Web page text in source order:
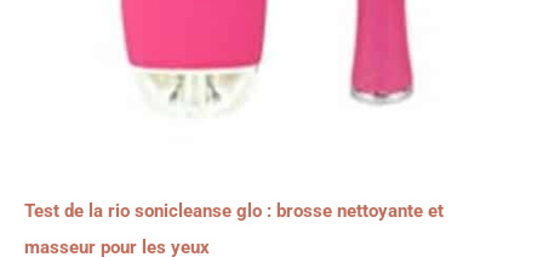
Test de la rio sonicleanse glo : brosse nettoyante et
masseur pour les yeux